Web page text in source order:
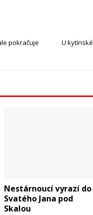
pokračuje
U
Nestárnoucí vyrazí do
Svatého Jana pod
Skalou